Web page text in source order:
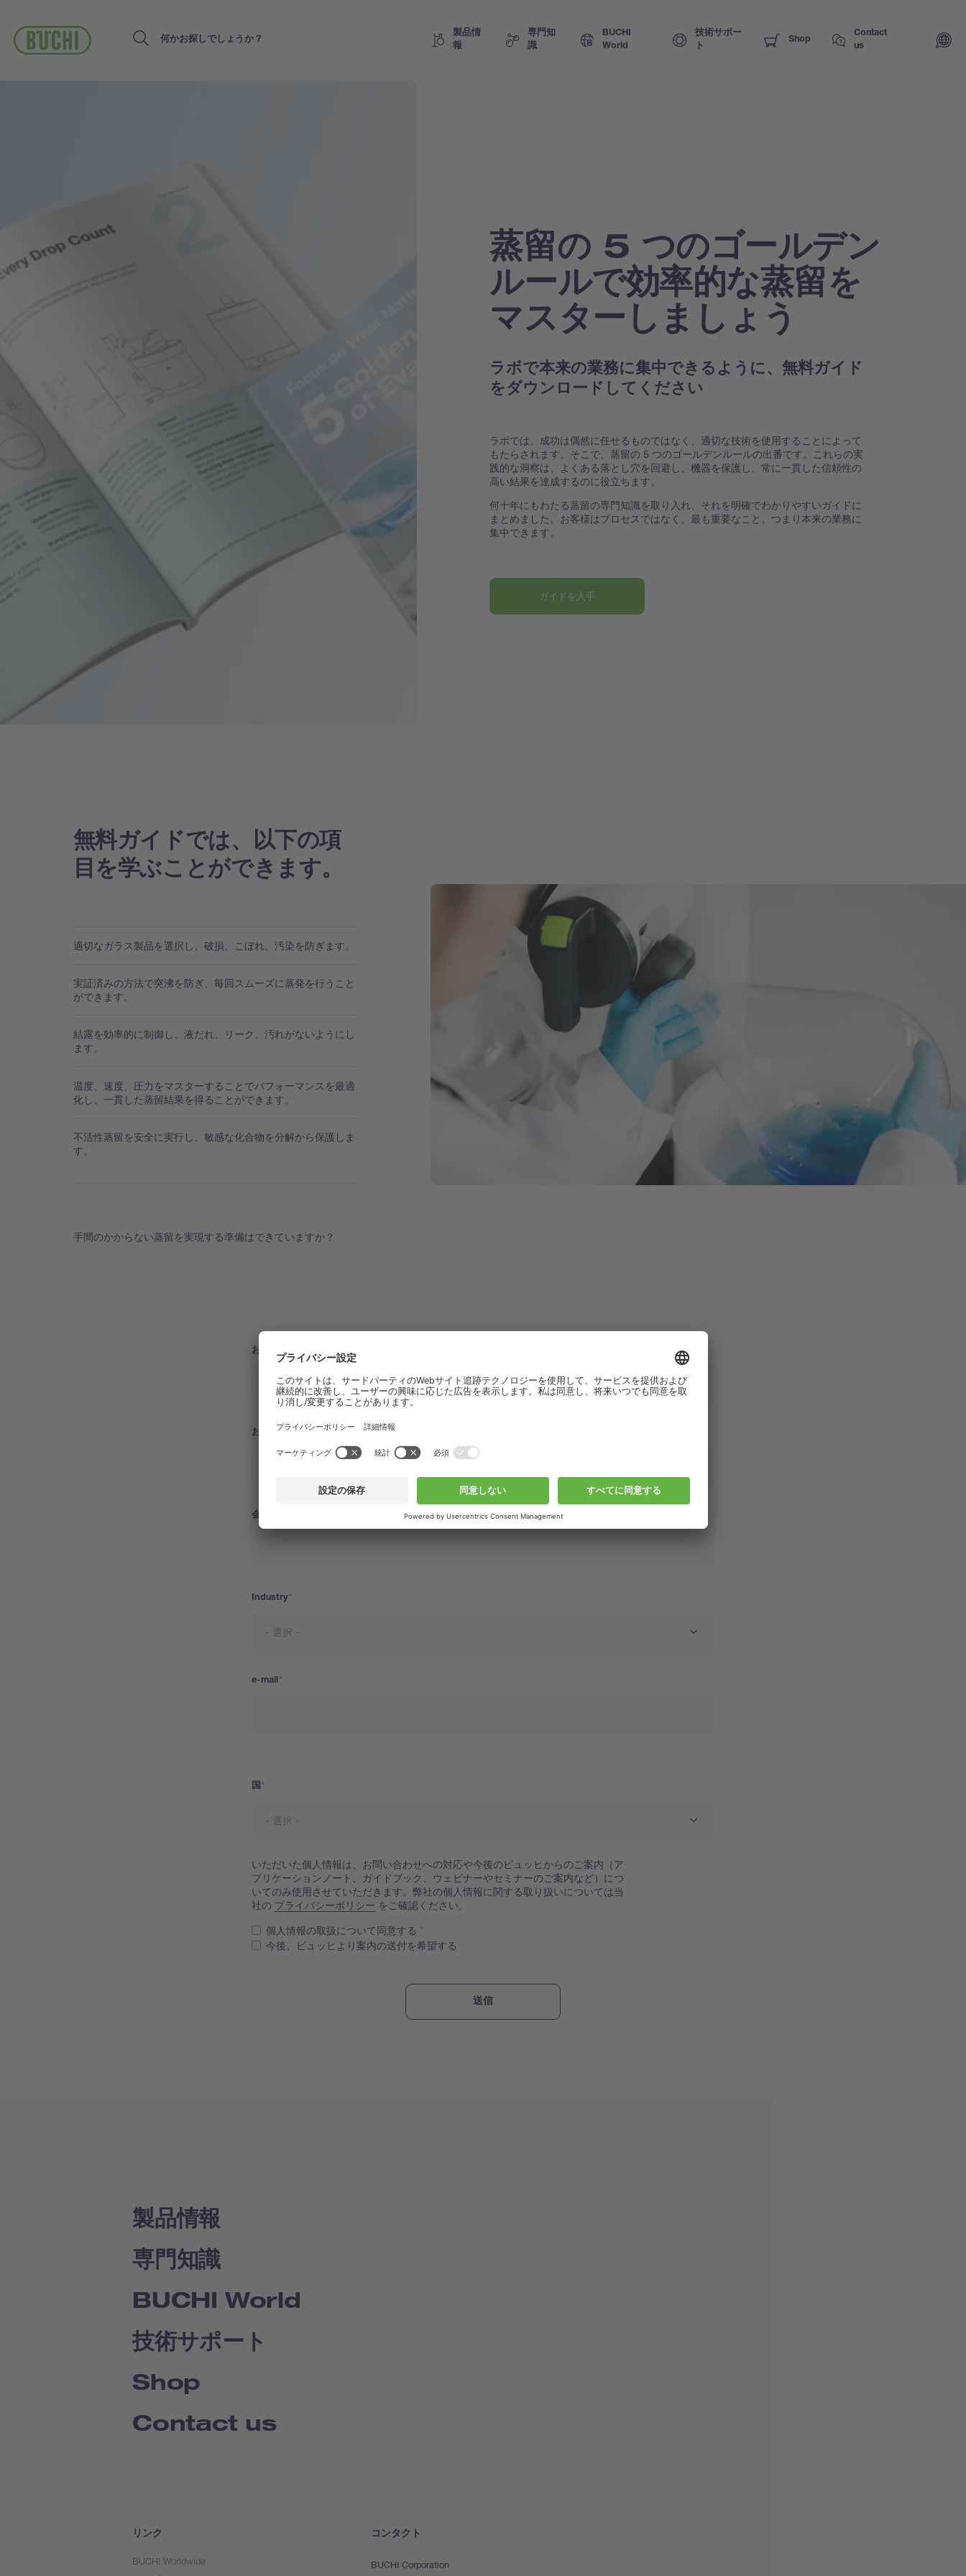
Search
製品情
報
専門知
識
BUCHI
World
技術サポー
ト
Shop
Contact
us
蒸留の 5 つのゴールデン
ルールで効率的な蒸留を
マスターしましょう
ラボで本来の業務に集中できるように、無料ガイド
をダウンロードしてください
ラボでは、成功は偶然に任せるものではなく、適切な技術を使用することによって
もたらされます。そこで、蒸留の 5 つのゴールデンルールの出番です。これらの実
践的な洞察は、よくある落とし穴を回避し、機器を保護し、常に一貫した信頼性の
高い結果を達成するのに役立ちます。
何十年にもわたる蒸留の専門知識を取り入れ、それを明確でわかりやすいガイドに
まとめました。お客様はプロセスではなく、最も重要なこと、つまり本来の業務に
集中できます。
ガイドを入手
無料ガイドでは、以下の項
目を学ぶことができます。
適切なガラス製品を選択し、破損、こぼれ、汚染を防ぎます。
実証済みの方法で突沸を防ぎ、毎回スムーズに蒸発を行うこと
ができます。
結露を効率的に制御し、液だれ、リーク、汚れがないようにし
ます。
温度、速度、圧力をマスターすることでパフォーマンスを最適
化し、一貫した蒸留結果を得ることができます。
不活性蒸留を安全に実行し、敏感な化合物を分解から保護しま
す。
手間のかからない蒸留を実現する準備はできていますか？
お名前（名）
お名前（姓）
会社名/施設名
Industry
e-mail
国
いただいた個人情報は、お問い合わせへの対応や今後のビュッヒからのご案内（ア
プリケーションノート、ガイドブック、ウェビナーやセミナーのご案内など）につ
いてのみ使用させていただきます。弊社の個人情報に関する取り扱いについては当
社の プライバシーポリシー をご確認ください。
個人情報の取扱について同意する
今後、ビュッヒより案内の送付を希望する
製品情報
専門知識
BUCHI World
技術サポート
Shop
Contact us
リンク
BUCHI Worldwide
コンタクト
BUCHI Corporation